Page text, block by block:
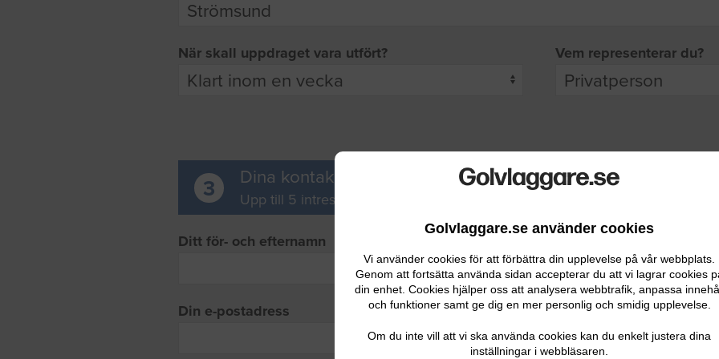
Golvlaggare.se använder cookies
Vi använder cookies för att förbättra din upplevelse på vår webbplats.
Genom att fortsätta använda sidan accepterar du att vi lagrar cookies
din enhet. Cookies hjälper oss att analysera webbtrafik, anpassa
och funktioner samt ge dig en mer personlig och smidig upplevelse.
Om du inte vill att vi ska använda cookies kan du enkelt justera dina
inställningar i webbläsaren.
När skall uppdraget vara utfört? Vem representerar du?
3 Dina kontaktuppgifter
Upp till 5 intresserade leverantörer får möjlighet att ta kontakt med dig.
Ditt för- och efternamn
Din e-postadress Ditt telefonnummer